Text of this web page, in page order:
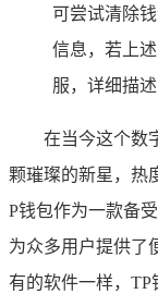
可尝试清除
信息，若上
服，详细描
在当今这个数
颗璀璨的新星，热
P钱包作为一款备
为众多用户提供了
有的软件一样，